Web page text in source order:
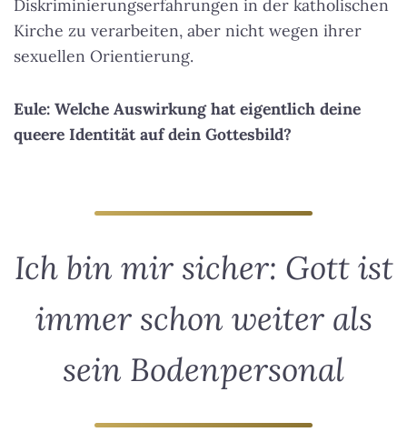
Diskriminierungserfahrungen in der katholischen
Kirche zu verarbeiten, aber nicht wegen ihrer
sexuellen Orientierung.
Eule: Welche Auswirkung hat eigentlich deine
queere Identität auf dein Gottesbild?
Ich bin mir sicher: Gott ist
immer schon weiter als
sein Bodenpersonal